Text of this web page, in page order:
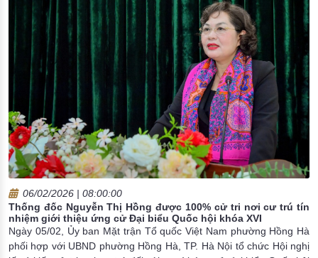
06/02/2026 | 08:00:00
Thống đốc Nguyễn Thị Hồng được 100% cử tri nơi cư trú tín
nhiệm giới thiệu ứng cử Đại biểu Quốc hội khóa XVI
Ngày 05/02, Ủy ban Mặt trận Tổ quốc Việt Nam phường Hồng Hà
phối hợp với UBND phường Hồng Hà, TP. Hà Nội tổ chức Hội nghị